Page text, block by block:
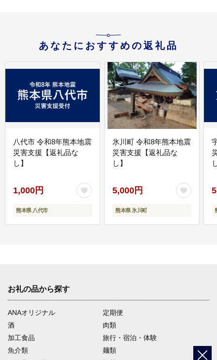
あなたにおすすめの返礼品
八代市 令和8年熊本地震
災害支援【返礼品な
し】
1,000円
熊本県 八代市
氷川町 令和8年熊本地震
災害支援【返礼品な
し】
5,000円
熊本県 氷川町
お礼の品から探す
ANAオリジナル
定期便
酒
肉類
加工食品
旅行・宿泊・体験
魚介類
麺類